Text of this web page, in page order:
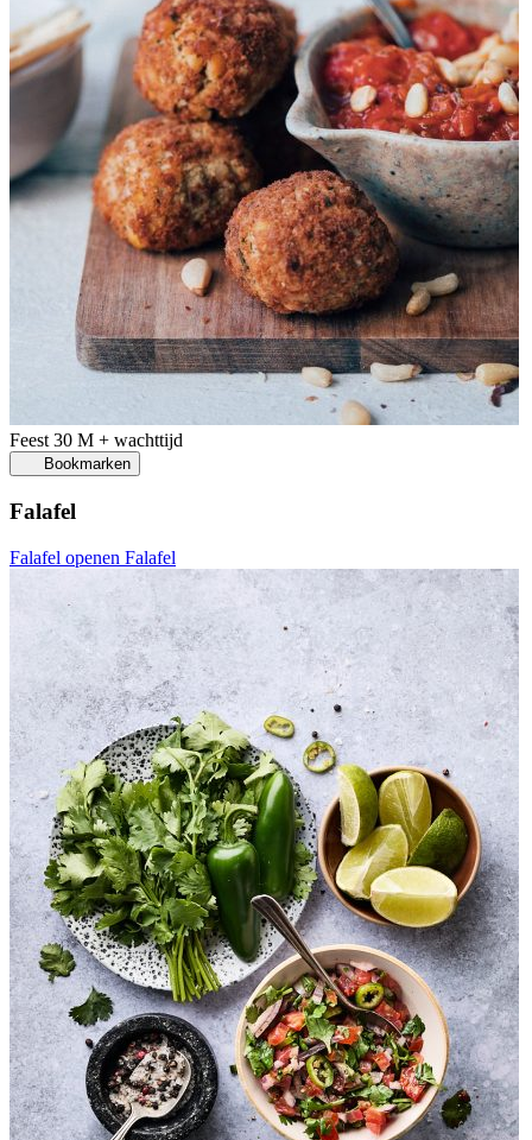
Feest 30 M + wachttijd
Bookmarken
Falafel
Falafel openen Falafel